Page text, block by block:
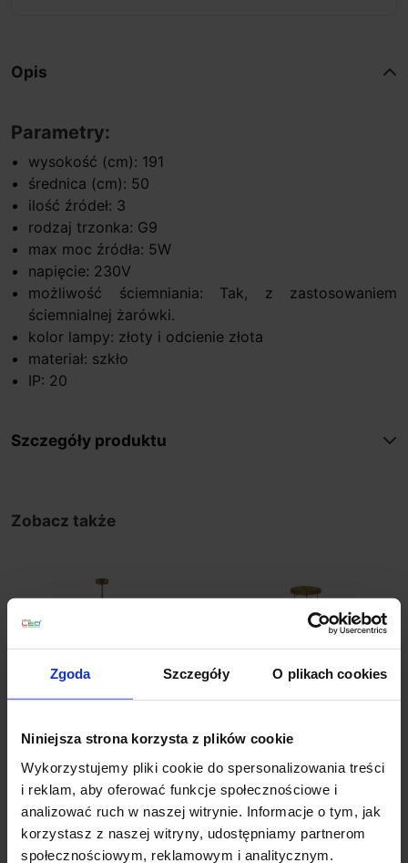
Zgoda Szczegóły O plikach cookies
Niniejsza strona korzysta z plików cookie
Wykorzystujemy pliki cookie do spersonalizowania treści
i reklam, aby oferować funkcje społecznościowe i
analizować ruch w naszej witrynie. Informacje o tym, jak
korzystasz z naszej witryny, udostępniamy partnerom
społecznościowym, reklamowym i analitycznym.
Opis
Parametry:
wysokość (cm): 191
średnica (cm): 50
ilość źródeł: 3
rodzaj trzonka: G9
max moc źródła: 5W
napięcie: 230V
możliwość ściemniania: Tak, z zastosowaniem
ściemnialnej żarówki.
kolor lampy: złoty i odcienie złota
materiał: szkło
IP: 20
Szczegóły produktu
Zobacz także
LUCES ACUYO
LE43355/6/7 lampa
wisząca 12W
456,00 zł
Zobacz szczegóły
LE43358 lampa
wisząca E14
1 744,00 zł
Zobacz szczegóły